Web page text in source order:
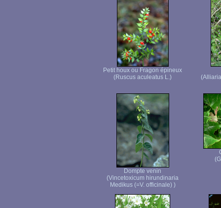
Petit houx ou Fragon épineux
(Ruscus aculeatus L.)
Dompte venin
(Vincetoxicum hirundinaria
Medikus (=V. officinale) )